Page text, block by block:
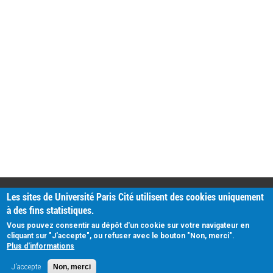
PRATIQUE
Plan d'accès
Intranet
Mentions légales
Données personnelles
Les sites de Université Paris Cité utilisent des cookies uniquement
à des fins statistiques.
Vous pouvez consentir au dépôt d'un cookie sur votre navigateur en
cliquant sur "J'accepte", ou refuser avec le bouton "Non, merci".
Plus d'informations
J'accepte Non, merci